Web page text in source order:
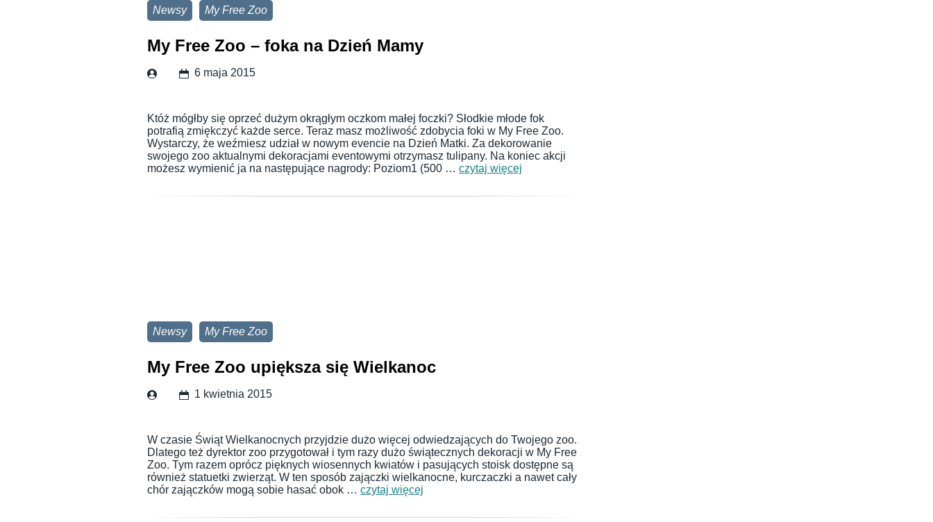
Newsy My Free Zoo
My Free Zoo – foka na Dzień Mamy
6 maja 2015
Któż mógłby się oprzeć dużym okrągłym oczkom małej foczki? Słodkie młode fok
potrafią zmiękczyć każde serce. Teraz masz możliwość zdobycia foki w My Free Zoo.
Wystarczy, że weźmiesz udział w nowym evencie na Dzień Matki. Za dekorowanie
swojego zoo aktualnymi dekoracjami eventowymi otrzymasz tulipany. Na koniec akcji
możesz wymienić ja na następujące nagrody: Poziom1 (500 … czytaj więcej
Newsy My Free Zoo
My Free Zoo upiększa się Wielkanoc
1 kwietnia 2015
W czasie Świąt Wielkanocnych przyjdzie dużo więcej odwiedzających do Twojego zoo.
Dlatego też dyrektor zoo przygotował i tym razy dużo świątecznych dekoracji w My Free
Zoo. Tym razem oprócz pięknych wiosennych kwiatów i pasujących stoisk dostępne są
również statuetki zwierząt. W ten sposób zajączki wielkanocne, kurczaczki a nawet cały
chór zajączków mogą sobie hasać obok … czytaj więcej